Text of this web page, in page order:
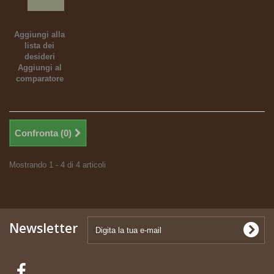
Aggiungi alla
lista dei
desideri
Aggiungi al
comparatore
Confronta (0)
Mostrando 1 - 4 di 4 articoli
Newsletter